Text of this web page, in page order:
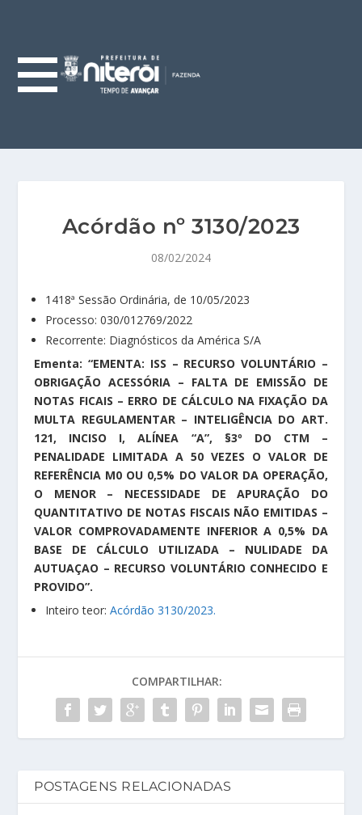
Acórdão nº 3130/2023
08/02/2024
1418ª Sessão Ordinária, de 10/05/2023
Processo: 030/012769/2022
Recorrente: Diagnósticos da América S/A
Ementa: “EMENTA: ISS – RECURSO VOLUNTÁRIO –
OBRIGAÇÃO ACESSÓRIA – FALTA DE EMISSÃO DE
NOTAS FICAIS – ERRO DE CÁLCULO NA FIXAÇÃO DA
MULTA REGULAMENTAR – INTELIGÊNCIA DO ART.
121, INCISO I, ALÍNEA “A”, §3º DO CTM –
PENALIDADE LIMITADA A 50 VEZES O VALOR DE
REFERÊNCIA M0 OU 0,5% DO VALOR DA OPERAÇÃO,
O MENOR – NECESSIDADE DE APURAÇÃO DO
QUANTITATIVO DE NOTAS FISCAIS NÃO EMITIDAS –
VALOR COMPROVADAMENTE INFERIOR A 0,5% DA
BASE DE CÁLCULO UTILIZADA – NULIDADE DA
AUTUAÇAO – RECURSO VOLUNTÁRIO CONHECIDO E
PROVIDO”.
Inteiro teor:Acórdão 3130/2023.
COMPARTILHAR:
POSTAGENS RELACIONADAS